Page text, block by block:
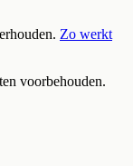
Zo werkt
voorbehouden.